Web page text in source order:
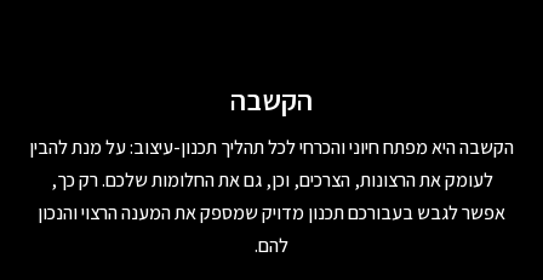
הקשבה
הקשבה היא מפתח חיוני והכרחי לכל תהליך תכנון-עיצוב: על מנת להבין
לעומק את הרצונות, הצרכים, וכן, גם את החלומות שלכם. רק כך,
אפשר לגבש בעבורכם תכנון מדויק שמספק את המענה הרצוי והנכון
להם.